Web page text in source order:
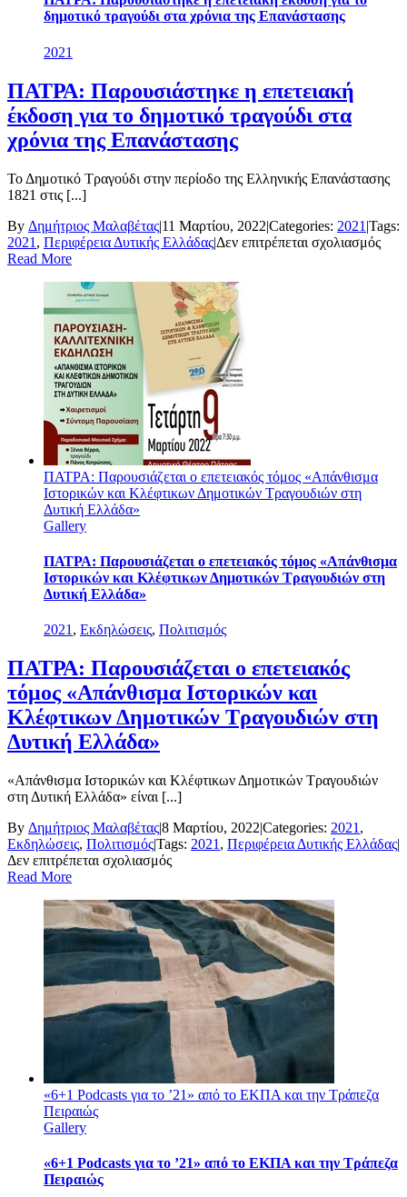
δημοτικό τραγούδι στα χρόνια της Επανάστασης
2021
ΠΑΤΡΑ: Παρουσιάστηκε η επετειακή
έκδοση για το δημοτικό τραγούδι στα
χρόνια της Επανάστασης
Το Δημοτικό Τραγούδι στην περίοδο της Ελληνικής Επανάστασης
1821 στις [...]
By Δημήτριος Μαλαβέτας|11 Μαρτίου, 2022|Categories: 2021 |Tags:
2021 , Περιφέρεια Δυτικής Ελλάδας|Δεν επιτρέπεται σχολιασμόςστο
Read More
ΠΑΤΡΑ: Παρουσιάζεται ο επετειακός τόμος «Απάνθισμα
Ιστορικών και Κλέφτικων Δημοτικών Τραγουδιών στη
Δυτική Ελλάδα»
Gallery
ΠΑΤΡΑ: Παρουσιάζεται ο επετειακός τόμος «Απάνθισμα
Ιστορικών και Κλέφτικων Δημοτικών Τραγουδιών στη
Δυτική Ελλάδα»
2021 , Εκδηλώσεις, Πολιτισμός
ΠΑΤΡΑ: Παρουσιάζεται ο επετειακός
τόμος «Απάνθισμα Ιστορικών και
Κλέφτικων Δημοτικών Τραγουδιών στη
Δυτική Ελλάδα»
«Απάνθισμα Ιστορικών και Κλέφτικων Δημοτικών Τραγουδιών
στη Δυτική Ελλάδα» είναι [...]
By Δημήτριος Μαλαβέτας|8 Μαρτίου, 2022|Categories: 2021 ,
Εκδηλώσεις, Πολιτισμός|Tags: 2021 , Περιφέρεια Δυτικής Ελλάδας|
Δεν επιτρέπεται σχολιασμόςστο
ο
επετειακός
τόμος
«Απάνθισμα
Ιστορικών
και
Κλέφτικων
Δημοτικών
Τραγουδιών
στη
Δυτική
Ελλάδα»
Read More
«6+1 Podcasts για το ’21» από το ΕΚΠΑ και την Τράπεζα
Πειραιώς
Gallery
«6+1 Podcasts για το ’21» από το ΕΚΠΑ και την Τράπεζα
Πειραιώς